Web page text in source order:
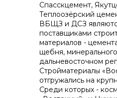
Спасскцемент,
Теплоозёрский
ВБЩЗ и ДСЗ
поставщиками
материалов -
щебня,
дальневосточном
Стройматериалы
отгружались на
Среди которых -